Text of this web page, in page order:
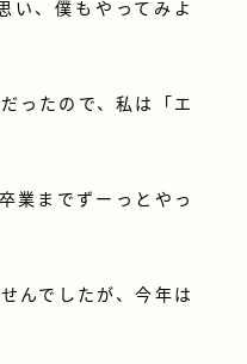
い、僕もやってみよ
ったので、私は「エ
業までずーっとやっ
んでしたが、今年は